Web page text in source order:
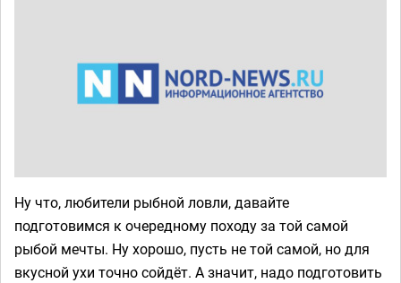
Ну что, любители рыбной ловли, давайте
подготовимся к очередному походу за той самой
рыбой мечты. Ну хорошо, пусть не той самой, но для
вкусной ухи точно сойдёт. А значит, надо подготовить